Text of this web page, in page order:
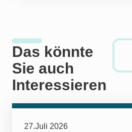
Das könnte
Sie auch
Interessieren
27.Juli 2026